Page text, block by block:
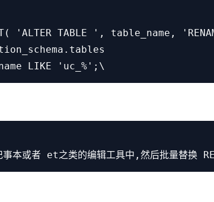
'ALTER TABLE ', table_name,
本或者 et之类的编辑工具中,然后批量替换